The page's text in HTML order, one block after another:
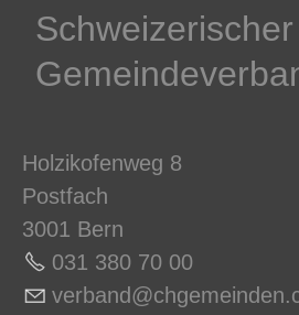
Schweizerischer
Holzikofenweg 8
Postfach
3001 Bern
031 380 70 00
v rb nd chg m nd n